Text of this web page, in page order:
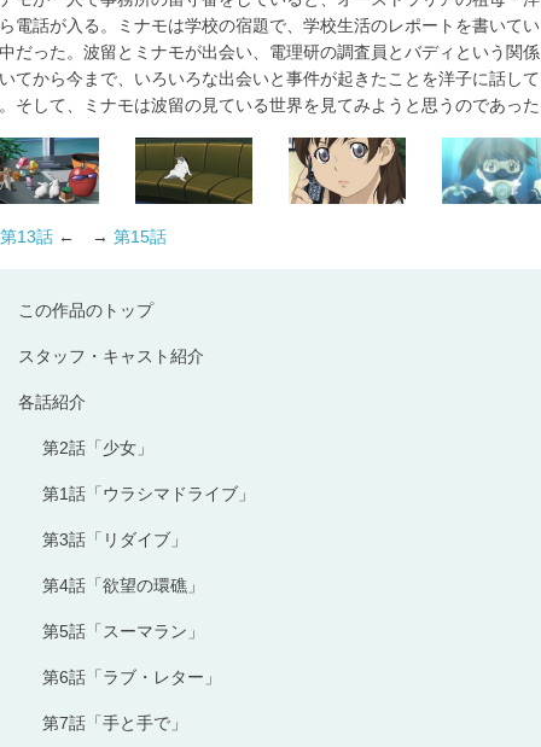
この作品のトップ
スタッフ・キャスト紹介
各話紹介
第2話「少女」
第1話「ウラシマドライブ」
第3話「リダイブ」
第4話「欲望の環礁」
第5話「スーマラン」
第6話「ラブ・レター」
第7話「手と手で」
電話が入る。ミナモは学校の宿題で、学校生活のレポートを書いて
だった。波留とミナモが出会い、電理研の調査員とバディという関
てから今まで、いろいろな出会いと事件が起きたことを洋子に話し
そして、ミナモは波留の見ている世界を見てみようと思うのであっ
第13話 ← → 第15話